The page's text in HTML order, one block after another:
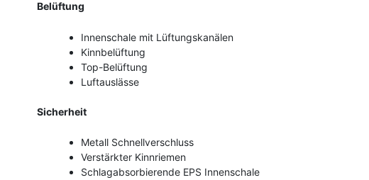
Belüftung
Innenschale mit Lüftungskanälen
Kinnbelüftung
Top-Belüftung
Luftauslässe
Sicherheit
Metall Schnellverschluss
Verstärkter Kinnriemen
Schlagabsorbierende EPS Innenschale